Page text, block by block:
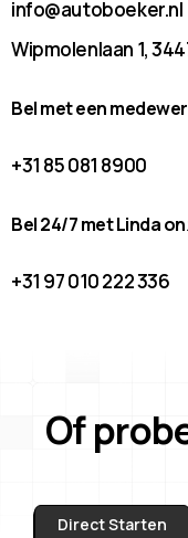
info@autoboeker.nl
Wipmolenlaan 1,
Bel met een
+31 85 081 8900
Bel 24/7 met Linda
+31 97 010 222 336
Of
Direct Starten